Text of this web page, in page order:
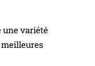
une variété